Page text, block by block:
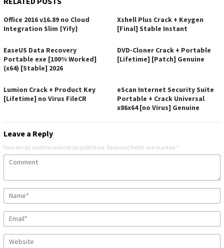
Office 2016 v16.89 no Cloud
Integration Slim {Yify}
Xshell Plus Crack + Keygen
[Final] Stable Instant
EaseUS Data Recovery
Portable exe [100% Worked]
(x64) [Stable] 2026
DVD-Cloner Crack + Portable
[Lifetime] [Patch] Genuine
Lumion Crack + Product Key
[Lifetime] no Virus FileCR
eScan Internet Security Suite
Portable + Crack Universal
x86x64 [no Virus] Genuine
Leave a Reply
Your email address will not be published. Required fields are marked *